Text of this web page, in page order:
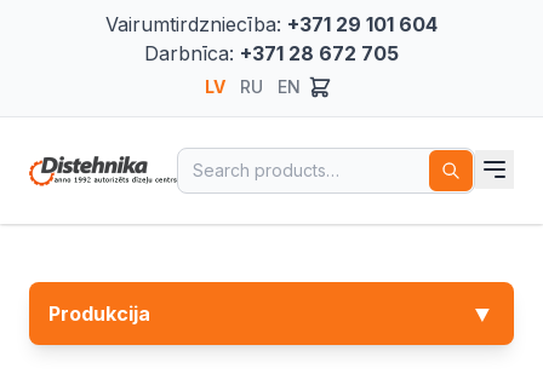
Vairumtirdzniecība: +371 29 101 604
Darbnīca: +371 28 672 705
LV RU EN
Search for:
Produkcija ▼